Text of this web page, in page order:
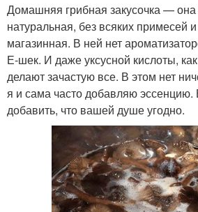
Домашняя грибная закусочка — она
натуральная, без всяких примесей
магазинная. В ней нет
Е-шек. И даже уксусной кислоты,
делают зачастую все. В этом нет
я и сама часто добавляю
добавить, что вашей душе угодно.